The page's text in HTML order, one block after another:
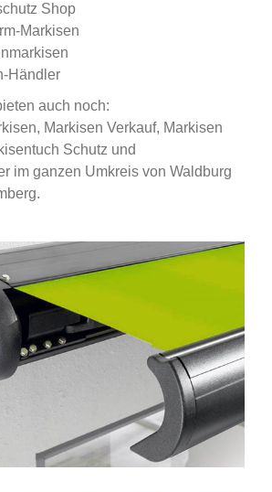
Shop
Markisen
Händler
auch noch:
Markisen Verkauf, Markisen
Schutz und
im ganzen Umkreis von Waldburg